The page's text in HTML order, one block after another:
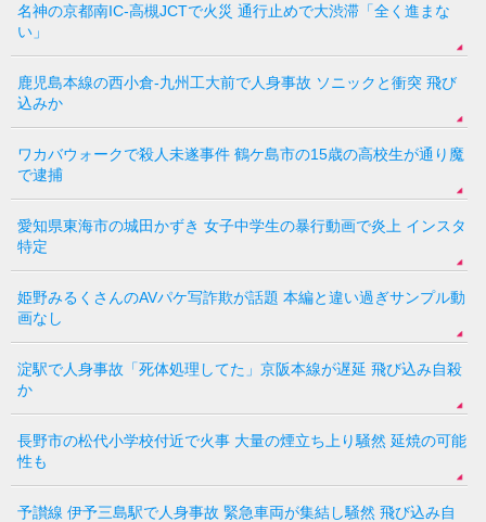
名神の京都南IC-高槻JCTで火災 通行止めで大渋滞「全く進まな
い」
鹿児島本線の西小倉-九州工大前で人身事故 ソニックと衝突 飛び
込みか
ワカバウォークで殺人未遂事件 鶴ケ島市の15歳の高校生が通り魔
で逮捕
愛知県東海市の城田かずき 女子中学生の暴行動画で炎上 インスタ
特定
姫野みるくさんのAVパケ写詐欺が話題 本編と違い過ぎサンプル動
画なし
淀駅で人身事故「死体処理してた」京阪本線が遅延 飛び込み自殺
か
長野市の松代小学校付近で火事 大量の煙立ち上り騒然 延焼の可能
性も
予讃線 伊予三島駅で人身事故 緊急車両が集結し騒然 飛び込み自